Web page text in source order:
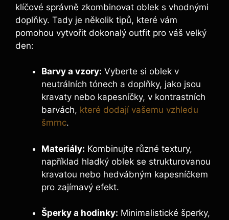
klíčové správně zkombinovat oblek s vhodnými
doplňky. Tady je několik tipů, které vám
pomohou vytvořit dokonalý outfit pro váš velký
den:
Barvy a vzory: Vyberte si oblek v
neutrálních tónech a doplňky, jako jsou
kravaty nebo kapesníčky, v kontrastních
barvách, které dodají vašemu vzhledu
šmrnc.
Materiály: Kombinujte různé textury,
například hladký oblek se strukturovanou
kravatou nebo hedvábným kapesníčkem
pro zajímavý efekt.
Šperky a hodinky: Minimalistické šperky,